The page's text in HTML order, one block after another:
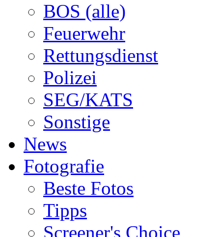
BOS (alle)
Feuerwehr
Rettungsdienst
Polizei
SEG/KATS
Sonstige
News
Fotografie
Beste Fotos
Tipps
Screener's Choice